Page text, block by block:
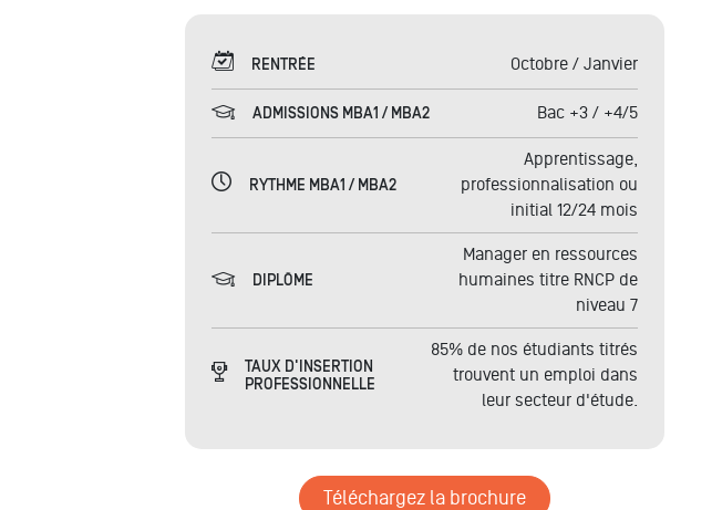
RENTRÉE Octobre / Janvier
ADMISSIONS MBA1 / MBA2 Bac +3 / +4/5
RYTHME MBA1 / MBA2
Apprentissage,
professionnalisation ou
initial12/24 mois
DIPLÔME
Manager en ressources
humaines titre RNCP de
niveau 7
TAUX D'INSERTION
PROFESSIONNELLE
85% de nos étudiants titrés
trouvent un emploi dans
leur secteur d'étude.
Téléchargez la brochure